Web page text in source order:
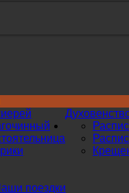
поездки